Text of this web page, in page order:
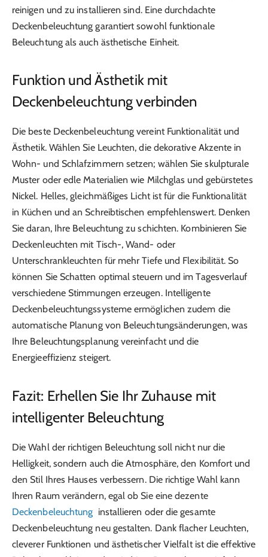
reinigen und zu installieren sind. Eine durchdachte
Deckenbeleuchtung garantiert sowohl funktionale
Beleuchtung als auch ästhetische Einheit.
Funktion und Ästhetik mit
Deckenbeleuchtung verbinden
Die beste Deckenbeleuchtung vereint Funktionalität und
Ästhetik. Wählen Sie Leuchten, die dekorative Akzente in
Wohn- und Schlafzimmern setzen; wählen Sie skulpturale
Muster oder edle Materialien wie Milchglas und gebürstetes
Nickel. Helles, gleichmäßiges Licht ist für die Funktionalität
in Küchen und an Schreibtischen empfehlenswert. Denken
Sie daran, Ihre Beleuchtung zu schichten. Kombinieren Sie
Deckenleuchten mit Tisch-, Wand- oder
Unterschrankleuchten für mehr Tiefe und Flexibilität. So
können Sie Schatten optimal steuern und im Tagesverlauf
verschiedene Stimmungen erzeugen. Intelligente
Deckenbeleuchtungssysteme ermöglichen zudem die
automatische Planung von Beleuchtungsänderungen, was
Ihre Beleuchtungsplanung vereinfacht und die
Energieeffizienz steigert.
Fazit: Erhellen Sie Ihr Zuhause mit
intelligenter Beleuchtung
Die Wahl der richtigen Beleuchtung soll nicht nur die
Helligkeit, sondern auch die Atmosphäre, den Komfort und
den Stil Ihres Hauses verbessern. Die richtige Wahl kann
Ihren Raum verändern, egal ob Sie eine dezente
Deckenbeleuchtung installieren oder die gesamte
Deckenbeleuchtung neu gestalten. Dank flacher Leuchten,
cleverer Funktionen und ästhetischer Vielfalt ist die effektive